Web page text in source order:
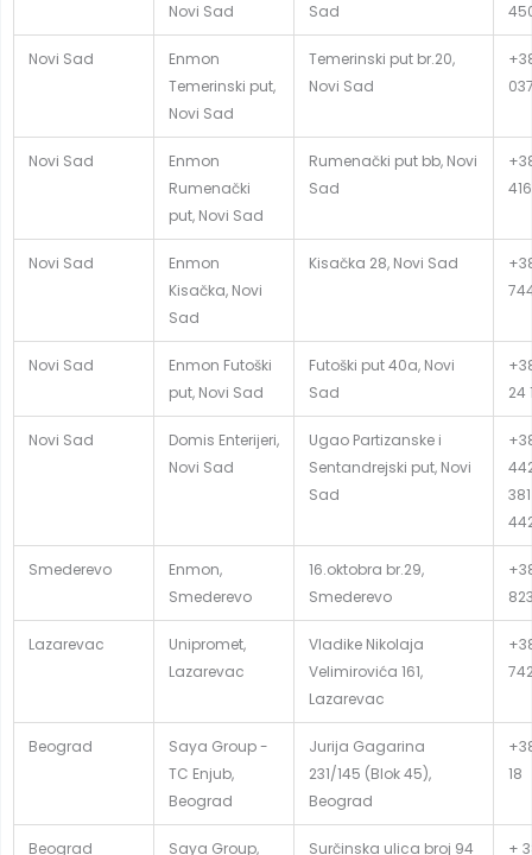
Novi Sad Sad
Novi Sad
Enmon
Temerinski put,
Novi Sad
Temerinski put br.20,
Novi Sad
Novi Sad
Enmon
Rumenački
put, Novi Sad
Rumenački put bb, Novi
Sad
416
Novi Sad
Enmon
Kisačka, Novi
Sad
Kisačka 28, Novi Sad
Novi Sad
Enmon Futoški
put, Novi Sad
Futoški put 40a, Novi
Sad
24
Novi Sad
Domis Enterijeri,
Novi Sad
Ugao Partizanske i
Sentandrejski put, Novi
Sad
Smederevo
Enmon,
Smederevo
16.oktobra br.29,
Smederevo
Lazarevac
Unipromet,
Lazarevac
Vladike Nikolaja
Velimirovića 161,
Lazarevac
Beograd
Saya Group -
TC Enjub,
Beograd
Jurija Gagarina
231/145 (Blok 45),
Beograd
18
Beograd
Saya Group,
Surčinska ulica broj 94
+